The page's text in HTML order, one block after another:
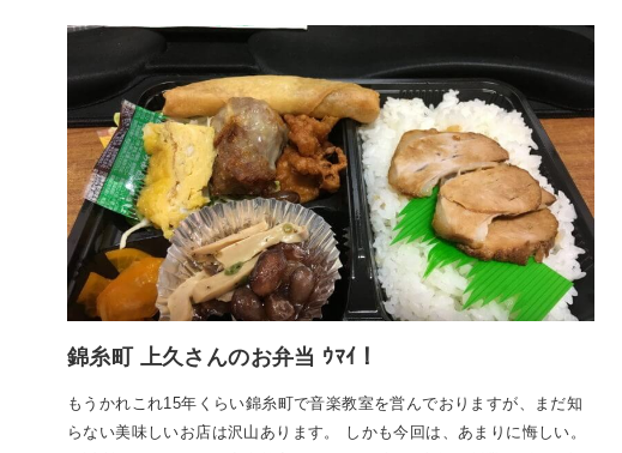
錦糸町 上久さんのお弁当 ｳﾏｲ！
もうかれこれ15年くらい錦糸町で音楽教室を営んでおりますが、まだ知
らない美味しいお店は沢山あります。 しかも今回は、あまりに悔しい。